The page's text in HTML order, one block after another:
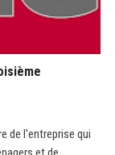
de l'entreprise qui